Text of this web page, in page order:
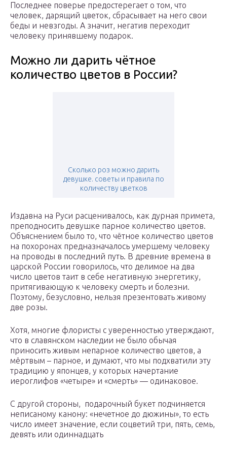
Последнее поверье предостерегает о том, что
человек, дарящий цветок, сбрасывает на него свои
беды и невзгоды. А значит, негатив переходит
человеку принявшему подарок.
Можно ли дарить чётное
количество цветов в России?
Сколько роз можно дарить
девушке. советы и правила по
количеству цветков
Издавна на Руси расценивалось, как дурная примета,
преподносить девушке парное количество цветов.
Объяснением было то, что чётное количество цветов
на похоронах предназначалось умершему человеку
на проводы в последний путь. В древние времена в
царской России говорилось, что делимое на два
число цветов таит в себе негативную энергетику,
притягивающую к человеку смерть и болезни.
Поэтому, безусловно, нельзя презентовать живому
две розы.
Хотя, многие флористы с уверенностью утверждают,
что в славянском наследии не было обычая
приносить живым непарное количество цветов, а
мёртвым – парное, и думают, что мы подхватили эту
традицию у японцев, у которых начертание
иероглифов «четыре» и «смерть» — одинаковое.
С другой стороны, подарочный букет подчиняется
неписаному канону: «нечетное до дюжины», то есть
число имеет значение, если соцветий три, пять, семь,
девять или одиннадцать